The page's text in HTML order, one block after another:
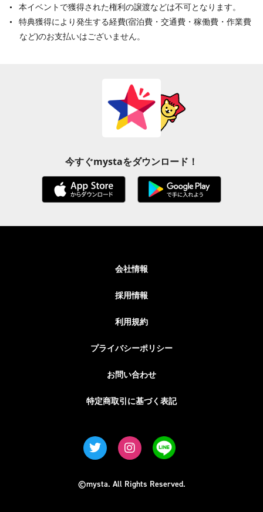
本イベントで獲得された権利の譲渡などは不可となります。
特典獲得により発生する経費(宿泊費・交通費・稼働費・作業費
など)のお支払いはございません。
今すぐmystaをダウンロード！
会社情報
採用情報
利用規約
プライバシーポリシー
お問い合わせ
特定商取引に基づく表記
©mysta. All Rights Reserved.